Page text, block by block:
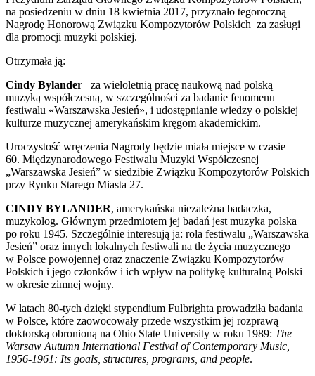
na posiedzeniu w dniu 18 kwietnia 2017, przyznało tegoroczną
Nagrodę Honorową Związku Kompozytorów Polskich za zasługi
dla promocji muzyki polskiej.
Otrzymała ją:
Cindy Bylander– za wieloletnią pracę naukową nad polską
muzyką współczesną, w szczególności za badanie fenomenu
festiwalu «Warszawska Jesień», i udostępnianie wiedzy o polskiej
kulturze muzycznej amerykańskim kręgom akademickim.
Uroczystość wręczenia Nagrody będzie miała miejsce w czasie
60. Międzynarodowego Festiwalu Muzyki Współczesnej
„Warszawska Jesień” w siedzibie Związku Kompozytorów Polskich
przy Rynku Starego Miasta 27.
CINDY BYLANDER, amerykańska niezależna badaczka,
muzykolog. Głównym przedmiotem jej badań jest muzyka polska
po roku 1945. Szczególnie interesują ja: rola festiwalu „Warszawska
Jesień” oraz innych lokalnych festiwali na tle życia muzycznego
w Polsce powojennej oraz znaczenie Związku Kompozytorów
Polskich i jego członków i ich wpływ na politykę kulturalną Polski
w okresie zimnej wojny.
W latach 80-tych dzięki stypendium Fulbrighta prowadziła badania
w Polsce, które zaowocowały przede wszystkim jej rozprawą
doktorską obronioną na Ohio State University w roku 1989: The
Warsaw Autumn International Festival of Contemporary Music,
1956-1961: Its goals, structures, programs, and people.